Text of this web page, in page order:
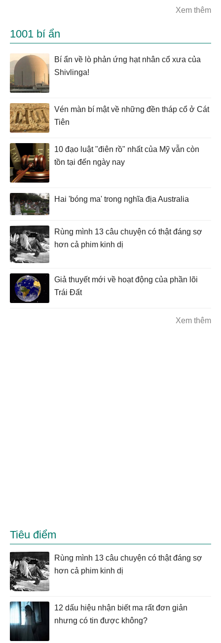
Xem thêm
1001 bí ẩn
Bí ẩn về lò phản ứng hạt nhân cổ xưa của
Shivlinga!
Vén màn bí mật về những đền tháp cổ ở Cát
Tiên
10 đạo luật "điên rồ" nhất của Mỹ vẫn còn
tồn tại đến ngày nay
Hai 'bóng ma' trong nghĩa địa Australia
Rùng mình 13 câu chuyện có thật đáng sợ
hơn cả phim kinh dị
Giả thuyết mới về hoạt động của phần lõi
Trái Đất
Xem thêm
Tiêu điểm
Rùng mình 13 câu chuyện có thật đáng sợ
hơn cả phim kinh dị
12 dấu hiệu nhận biết ma rất đơn giản
nhưng có tin được không?